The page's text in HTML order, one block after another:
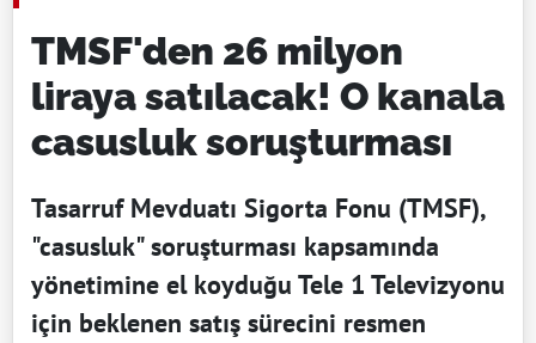
TMSF'den 26 milyon
liraya satılacak! O kanala
casusluk soruşturması
Tasarruf Mevduatı Sigorta Fonu (TMSF),
"casusluk" soruşturması kapsamında
yönetimine el koyduğu Tele 1 Televizyonu
için beklenen satış sürecini resmen